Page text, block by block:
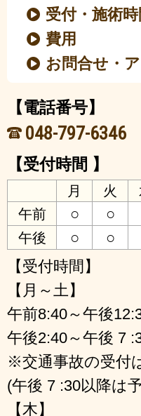
受付・施術時
費用
お問合せ・
【電話番号】
048-797-6346
【受付時間 】
月 火
午前
○ ○
午後 ○ ○
【受付時間】
【月～土】
午前8:40～午後
午後2:40～午後 7
※交通事故の受付
(午後 7 :30以降は
【木】